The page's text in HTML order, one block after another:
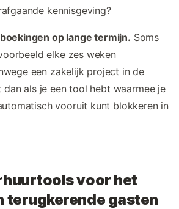
kennisgeving?
op lange termijn. Soms
elke zes weken
een zakelijk project in de
als je een tool hebt waarmee je
vooruit kunt blokkeren in
voor het
terugkerende gasten